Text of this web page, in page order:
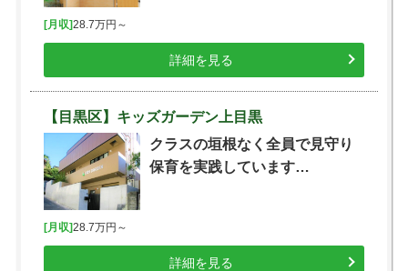
[月収]28.7万円～
詳細を見る
【目黒区】キッズガーデン上目黒
クラスの垣根なく全員で見守り
保育を実践しています…
[月収]28.7万円～
詳細を見る